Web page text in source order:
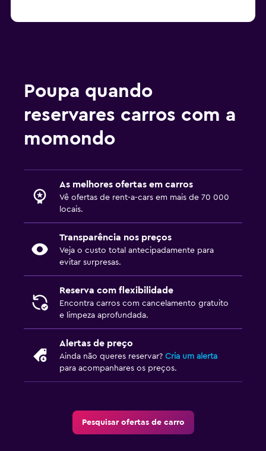
Poupa quando
reservares carros com a
momondo
As melhores ofertas em carros
Vê ofertas de rent-a-cars em mais de 70 000
locais.
Transparência nos preços
Veja o custo total antecipadamente para
evitar surpresas.
Reserva com flexibilidade
Encontra carros com cancelamento gratuito
e limpeza aprofundada.
Alertas de preço
Ainda não queres reservar? Cria um alerta
para acompanhares os preços.
Pesquisar ofertas de carro